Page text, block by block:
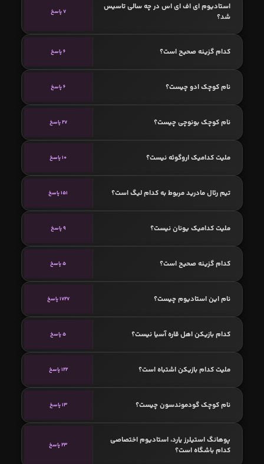
استادیوم ای اف ای اس در چه سالی تاسیس
شد؟
7 پاسخ
کدام گزینه صحیح است؟ 6 پاسخ
نام کوچک ادو چیست؟ 6 پاسخ
نام کوچک بونوچی چیست؟ 27 پاسخ
ملیت کدامیک اروگوئه نیست؟ 10 پاسخ
تیم رئال مادرید مربوط به کدام لیگ است؟ 151 پاسخ
ملیت کدامیک یونان نیست؟ 9 پاسخ
کدام گزینه صحیح است؟ 5 پاسخ
نام این استادیوم چیست؟ 1727 پاسخ
کدام بازیکن اهل قاره آسیا نیست؟ 5 پاسخ
ملیت کدام بازیکن اشتباه است؟ 122 پاسخ
نام کوچک گودموندسون چیست؟ 13 پاسخ
پوهانگ استیلرز یارد، استادیوم اختصاصی
کدام باشگاه است؟
23 پاسخ